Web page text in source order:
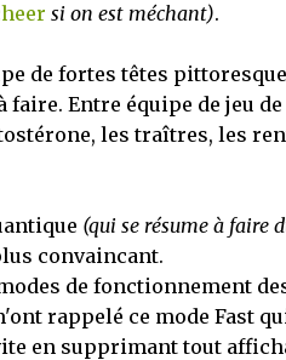
si on est méchant).
de fortes têtes
Entre équipe de jeu
les traîtres, les
(qui se résume à faire
convaincant.
de fonctionnement
rappelé ce mode Fast
en supprimant tout